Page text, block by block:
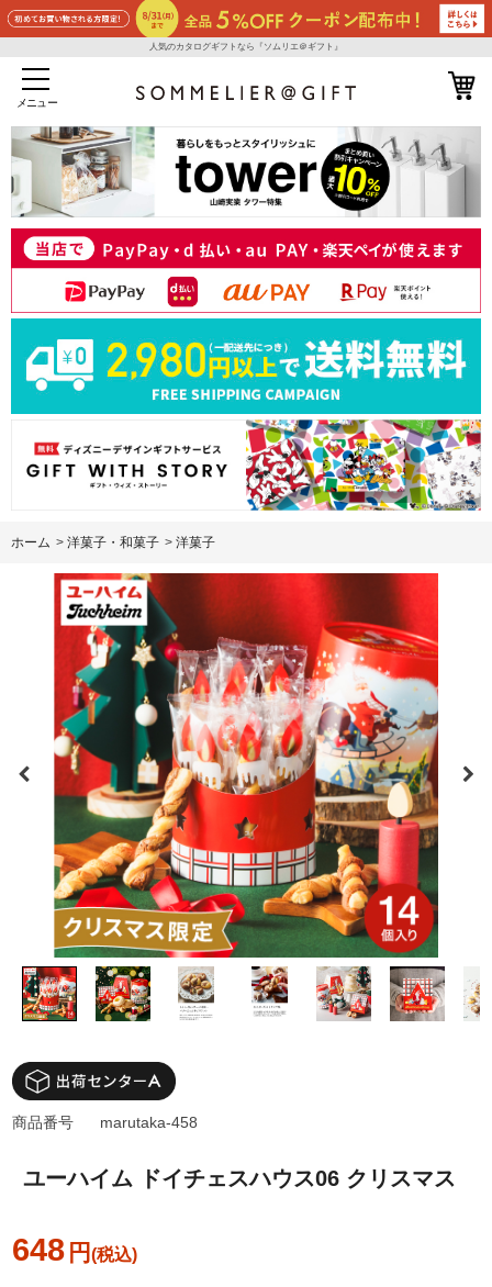
人気のカタログギフトなら『ソムリエ＠ギフト』
メニュー
ホーム > 洋菓子・和菓子 > 洋菓子
ユーハイム ドイチェスハウス06 クリスマス
648 円
商品番号 marutaka-458